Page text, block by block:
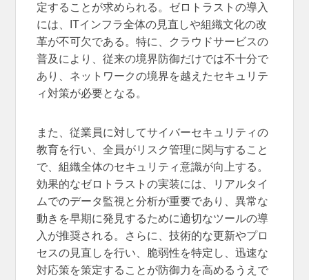
定することが求められる。ゼロトラストの導入
には、ITインフラ全体の見直しや組織文化の改
革が不可欠である。特に、クラウドサービスの
普及により、従来の境界防御だけでは不十分で
あり、ネットワークの境界を越えたセキュリテ
ィ対策が必要となる。
また、従業員に対してサイバーセキュリティの
教育を行い、全員がリスク管理に関与すること
で、組織全体のセキュリティ意識が向上する。
効果的なゼロトラストの実装には、リアルタイ
ムでのデータ監視と分析が重要であり、異常な
動きを早期に発見するために適切なツールの導
入が推奨される。さらに、技術的な更新やプロ
セスの見直しを行い、脆弱性を特定し、迅速な
対応策を策定することが防御力を高めるうえで